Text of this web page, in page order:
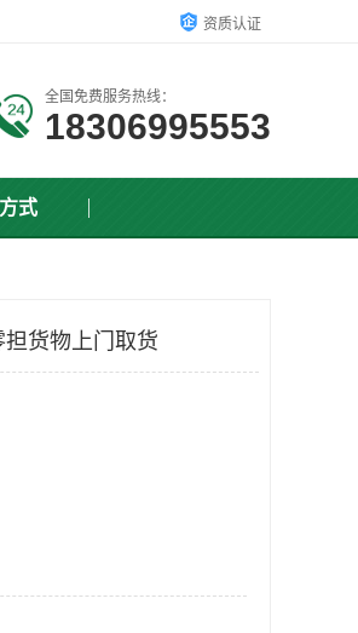
资质认证
全国免费服务热线：
18306995553
式
货物上门取货